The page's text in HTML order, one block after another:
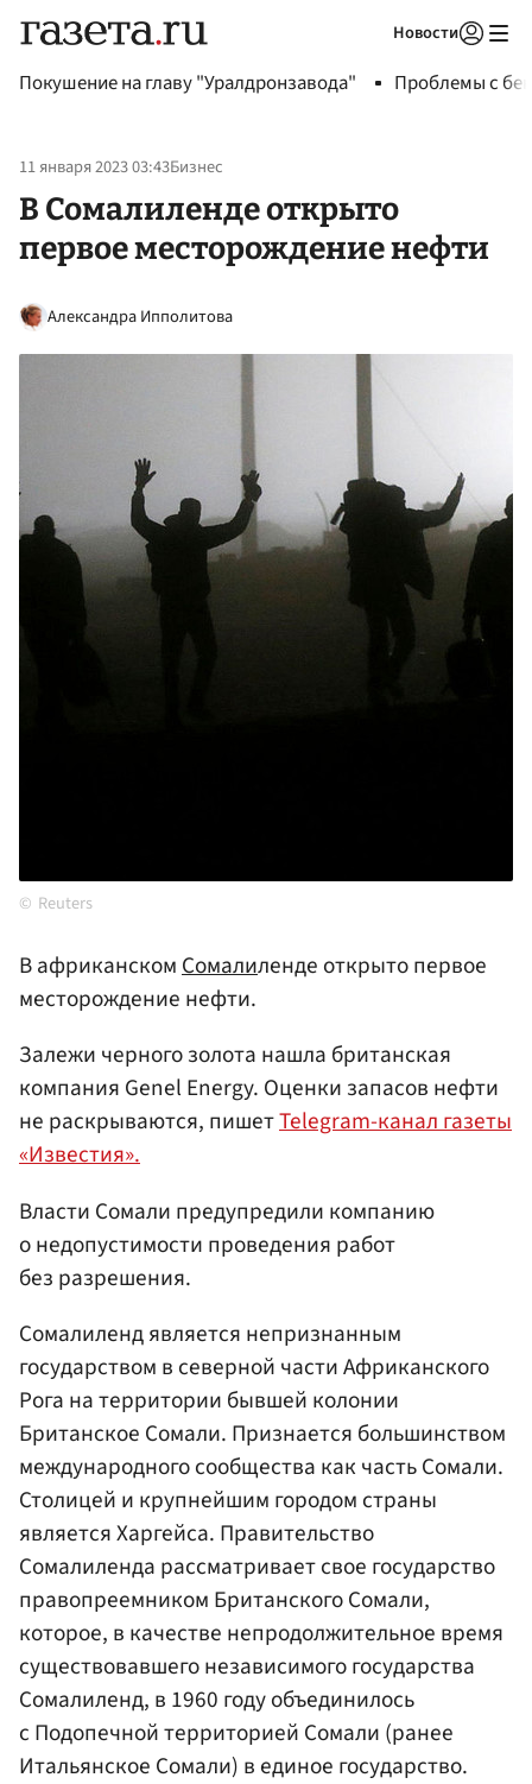
Новости
Покушение на главу "Уралдронзавода" Проблемы с
11 января 2023 03:43Бизнес
В Сомалиленде открыто
первое месторождение нефти
Александра Ипполитова
Reuters
В африканскомСомалиленде открыто первое
месторождение нефти.
Залежи черного золота нашла британская
компания Genel Energy. Оценки запасов нефти
не раскрываются, пишетTelegram-канал газеты
«Известия».
Власти Сомали предупредили компанию
о недопустимости проведения работ
без разрешения.
Сомалиленд является непризнанным
государством в северной части Африканского
Рога на территории бывшей колонии
Британское Сомали. Признается большинством
международного сообщества как часть Сомали.
Столицей и крупнейшим городом страны
является Харгейса. Правительство
Сомалиленда рассматривает свое государство
правопреемником Британского Сомали,
которое, в качестве непродолжительное время
существовавшего независимого государства
Сомалиленд, в 1960 году объединилось
с Подопечной территорией Сомали (ранее
Итальянское Сомали) в единое государство.